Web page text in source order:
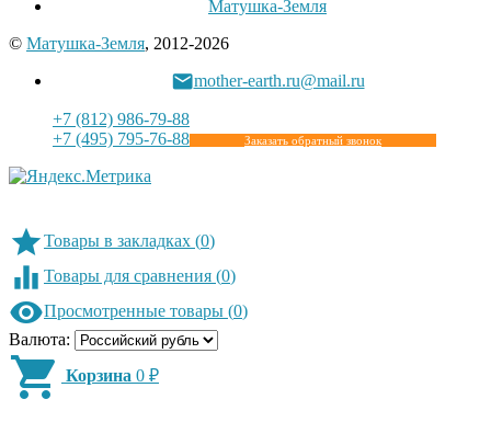
Матушка-Земля
© Матушка-Земля, 2012-2026
mother-earth.ru@mail.ru
+7 (812) 986-79-88
+7 (495) 795-76-88
Заказать обратный звонок
Товары в закладках (0)
Товары для сравнения (0)
Просмотренные товары (0)
Валюта:
Корзина 0 ₽